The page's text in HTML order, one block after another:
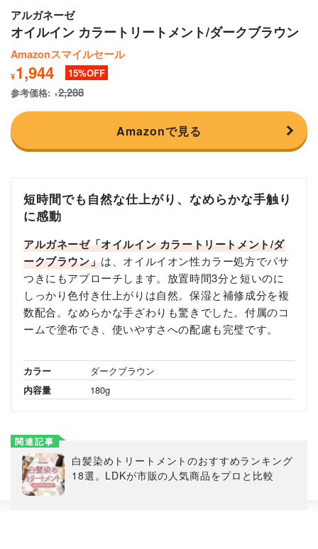
アルガネーゼ
オイルイン カラートリートメント/ダークブラウン
Amazonスマイルセール
¥1,944
15
参考価格:
¥2,288
Amazonで見る
短時間でも自然な仕上がり、なめらかな手触り
に感動
アルガネーゼ「オイルイン カラートリートメント/ダ
ークブラウン」は、オイルイオン性カラー処方でパサ
つきにもアプローチします。放置時間3分と短いのに
しっかり色付き仕上がりは自然。保湿と補修成分を複
数配合。なめらかな手ざわりも驚きでした。付属のコ
ームで塗布でき、使いやすさへの配慮も完璧です。
カラー
ダークブラウン
内容量
180g
関連記事
白髪染めトリートメントのおすすめランキング
18選。LDKが市販の人気商品をプロと比較